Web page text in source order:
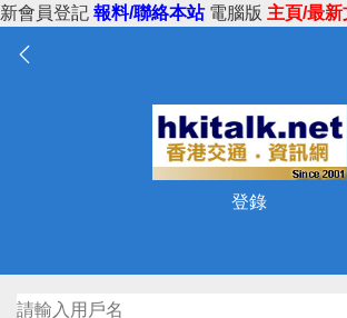
新會員登記 報料/聯絡本站 電腦版 主頁/最新
登錄